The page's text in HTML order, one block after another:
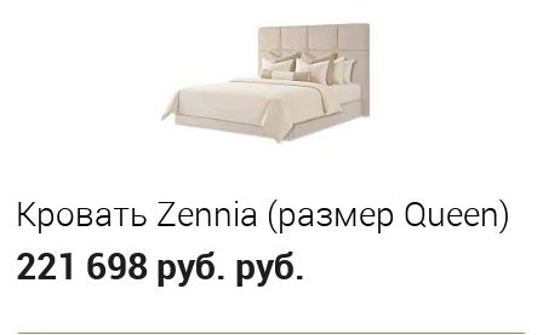
С классическим подъемным механизмом
Кровать Zennia (размер Queen)
221 698 руб. руб.